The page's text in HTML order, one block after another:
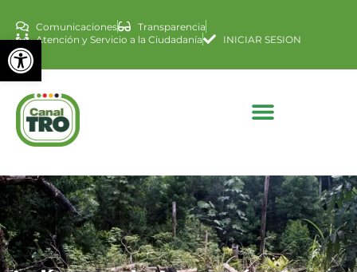
Abrir barra de
Comunicaciones
Transparencia
Atención y Servicio a la Ciudadanía
INICIAR SESION